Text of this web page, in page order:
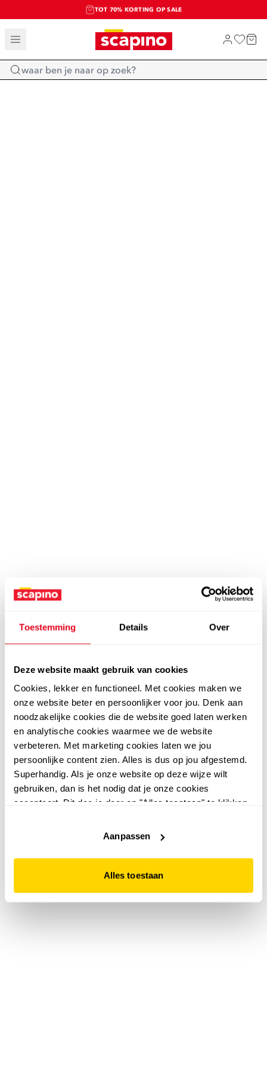
Toestemming Details Over
Deze website maakt gebruik van cookies
Cookies, lekker en functioneel. Met cookies maken we
onze website beter en persoonlijker voor jou. Denk aan
noodzakelijke cookies die de website goed laten werken
en analytische cookies waarmee we de website
verbeteren. Met marketing cookies laten we jou
persoonlijke content zien. Alles is dus op jou afgestemd.
Superhandig. Als je onze website op deze wijze wilt
gebruiken, dan is het nodig dat je onze cookies
accepteert. Dit doe je door op "Alles toestaan" te klikken.
website niet optimaal functioneert.
Aanpassen
Alles toestaan
TOT 70% KORTING OP SALE
SALE: LAATSTE KANS!
SHOP NIEUW
Home